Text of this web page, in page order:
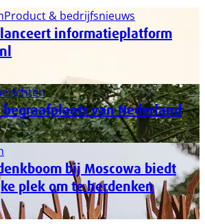
Product & bedrijfsnieuws
informatieplatform
van Nederland
bij Moscowa biedt
plek om te herdenken